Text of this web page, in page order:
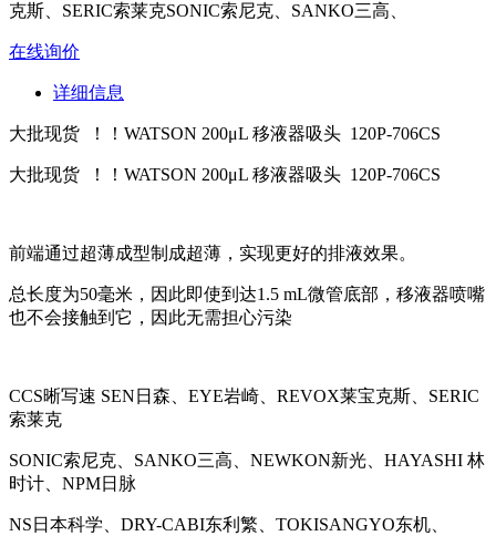
克斯、SERIC索莱克SONIC索尼克、SANKO三高、
在线询价
详细信息
大批现货 ！！WATSON 200μL 移液器吸头 120P-706CS
大批现货 ！！WATSON 200μL 移液器吸头 120P-706CS
前端通过超薄成型制成超薄，实现更好的排液效果。
总长度为50毫米，因此即使到达1.5 mL微管底部，移液器喷嘴
也不会接触到它，因此无需担心污染
CCS晰写速 SEN日森、EYE岩崎、REVOX莱宝克斯、SERIC
索莱克
SONIC索尼克、SANKO三高、NEWKON新光、HAYASHI 林
时计、NPM日脉
NS日本科学、DRY-CABI东利繁、TOKISANGYO东机、